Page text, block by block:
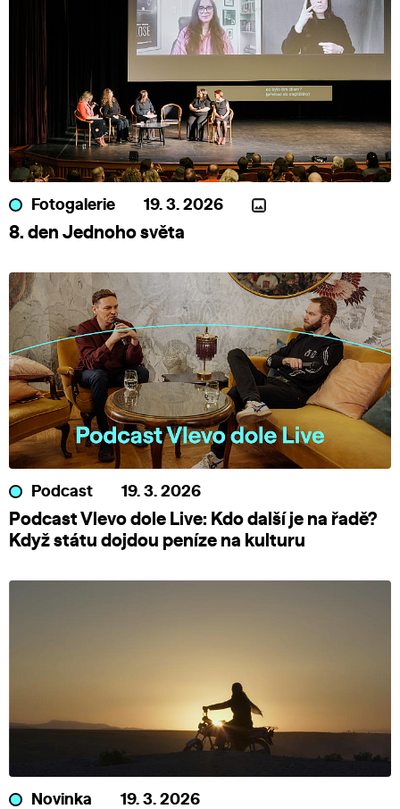
Fotogalerie 19. 3. 2026
8. den Jednoho světa
Podcast 19. 3. 2026
Podcast Vlevo dole Live: Kdo další je na řadě?
Když státu dojdou peníze na kulturu
Novinka 19. 3. 2026